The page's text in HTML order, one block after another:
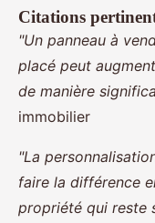
Citations
"Un panneau à
placé peut
de manière
immobilier
"La
faire la différence
propriété qui reste